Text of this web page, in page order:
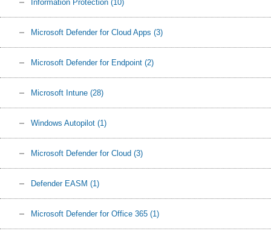
Information Protection (10)
Microsoft Defender for Cloud Apps (3)
Microsoft Defender for Endpoint (2)
Microsoft Intune (28)
Windows Autopilot (1)
Microsoft Defender for Cloud (3)
Defender EASM (1)
Microsoft Defender for Office 365 (1)